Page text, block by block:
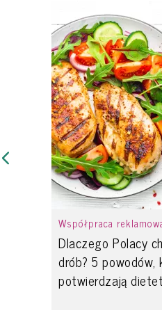
Współpraca
Dlaczego Polacy
drób? 5 powodów,
potwierdzają